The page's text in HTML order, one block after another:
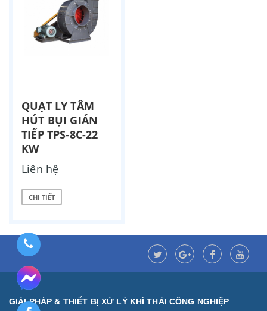
QUẠT LY TÂM
HÚT BỤI GIÁN
TIẾP TPS-8C-22
KW
Liên hệ
CHI TIẾT
GIẢI PHÁP & THIẾT BỊ XỬ LÝ KHÍ THẢI CÔNG NGHIỆP